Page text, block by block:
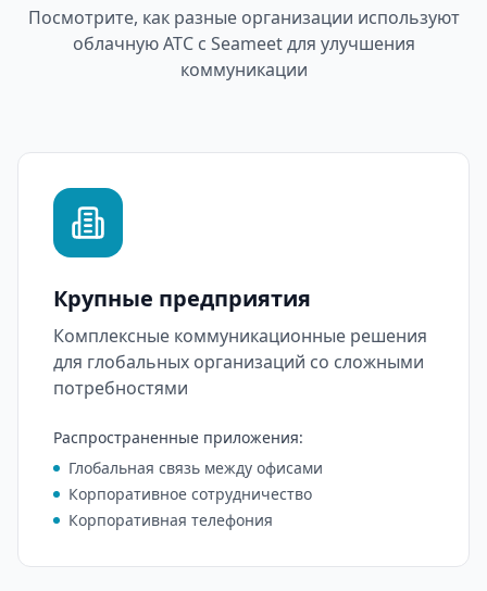
Посмотрите, как разные организации используют
облачную АТС с Seameet для улучшения
коммуникации
Крупные предприятия
Комплексные коммуникационные решения
для глобальных организаций со сложными
потребностями
Распространенные приложения:
Глобальная связь между офисами
Корпоративное сотрудничество
Корпоративная телефония